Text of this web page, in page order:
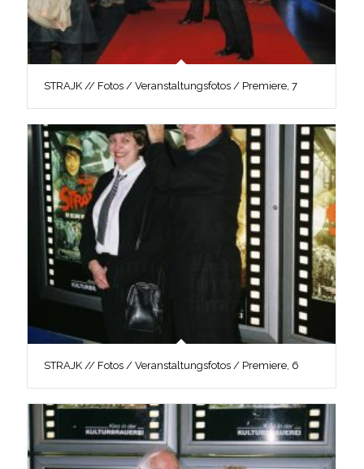
STRAJK // Fotos / Veranstaltungsfotos / Premiere, 7
STRAJK // Fotos / Veranstaltungsfotos / Premiere, 6